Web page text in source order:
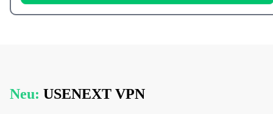
Neu: USENEXT VPN